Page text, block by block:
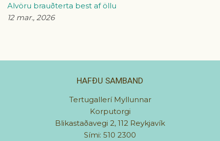
Alvöru brauðterta best af öllu
12 mar., 2026
HAFÐU SAMBAND
Tertugallerí Myllunnar
Korputorgi
Blikastaðavegi 2, 112 Reykjavík
Sími: 510 2300